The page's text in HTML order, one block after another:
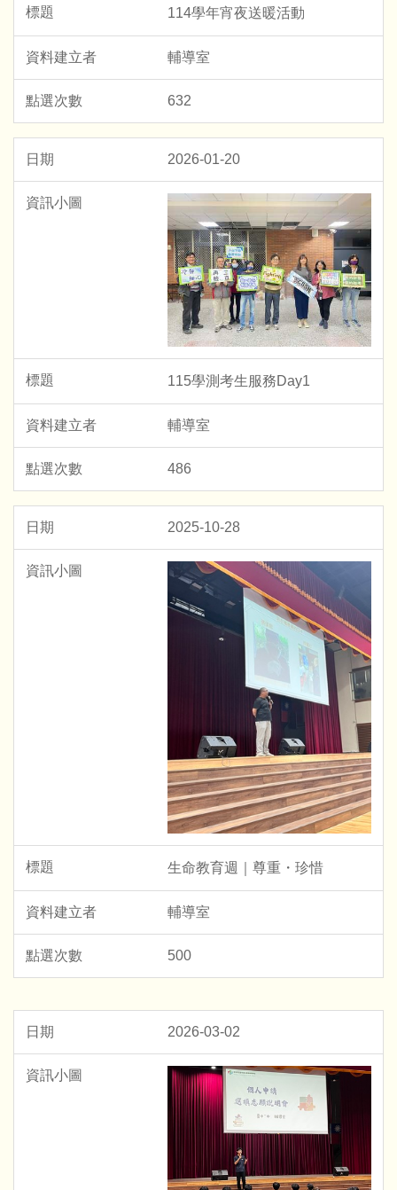
114學年宵夜送暖活動
輔導室
632
2026-01-20
115學測考生服務Day1
輔導室
486
2025-10-28
生命教育週｜尊重・珍惜
輔導室
500
2026-03-02